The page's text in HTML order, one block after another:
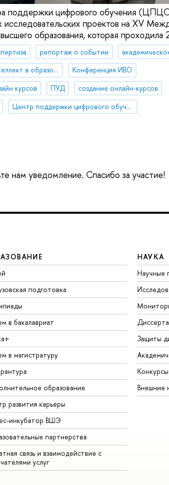
поддержки цифрового обучения
исследовательских проектов на XV
образования, которая
репортаж о событии
искусственный интеллект в образовании
Конференция ИВО
курсов
ПУД
создание онлайн-курсов
Центр поддержки цифрового обучения
нам уведомление. Спасибо за участие!
подготовка
в бакалавриат
в магистратуру
образование
развития карьеры
инкубатор ВШЭ
партнерства
связь и взаимодействие с
услуг
НАУКА
Научные
Защиты
Внешние